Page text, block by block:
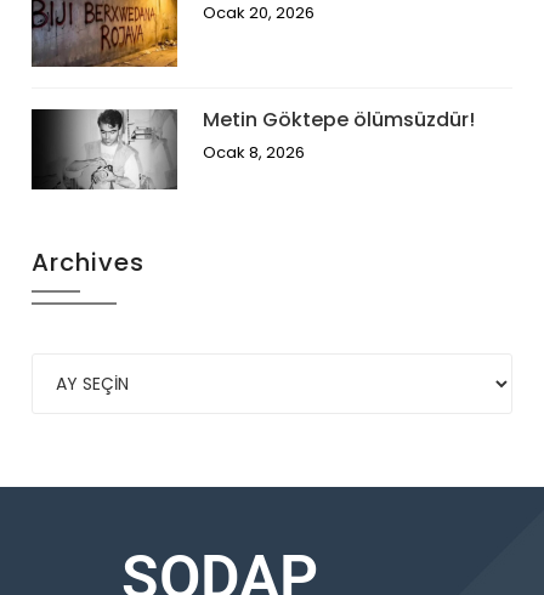
Ocak 20, 2026
Metin Göktepe ölümsüzdür!
Ocak 8, 2026
Archives
SODAP